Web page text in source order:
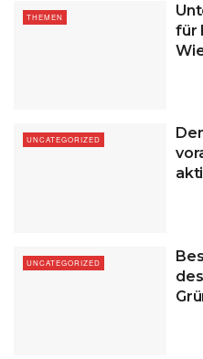
THEMEN
für
UNCATEGORIZED
UNCATEGORIZED